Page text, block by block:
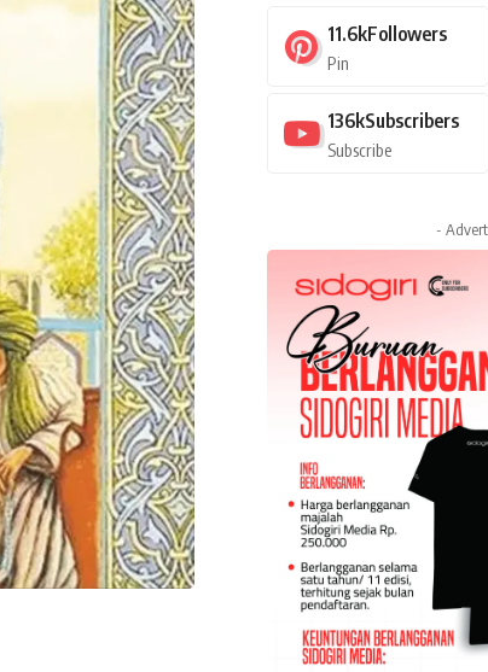
11.6kFollowers
Pin
136kSubscribers
Subscribe
-